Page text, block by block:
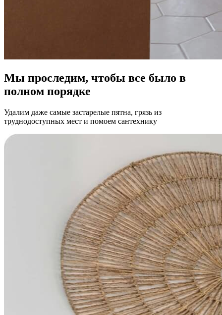
Мы проследим, чтобы все было в
полном порядке
Удалим даже самые застарелые пятна, грязь из
труднодоступных мест и помоем сантехнику